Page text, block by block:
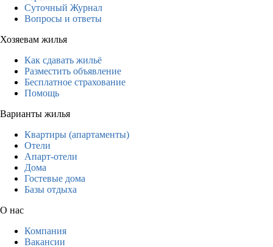
Суточный Журнал
Вопросы и ответы
Хозяевам жилья
Как сдавать жильё
Разместить объявление
Бесплатное страхование
Помощь
Варианты жилья
Квартиры (апартаменты)
Отели
Апарт-отели
Дома
Гостевые дома
Базы отдыха
О нас
Компания
Вакансии